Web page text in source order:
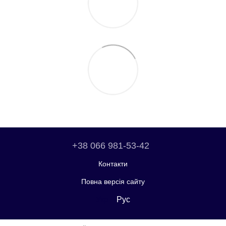
+38 066 981-53-42
Контакти
Повна версія сайту
Рус